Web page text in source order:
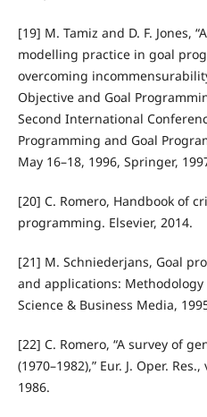
[19] M. Tamiz and D. F. Jones,
modelling practice in goal
overcoming
Objective and Goal
Second International
Programming and Goal
May 16–18, 1996, Springer,
[20] C. Romero, Handbook of
programming. Elsevier, 2014.
[21] M. Schniederjans, Goal
and applications:
Science & Business Media,
[22] C. Romero, “A survey of
(1970–1982),” Eur. J. Oper.
1986.